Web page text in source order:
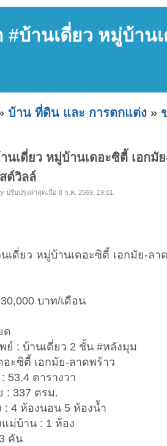
#บ้านเดี่ยว หมู่บ้า
บ้าน ที่ดิน และ การตกแต่ง »
นเดี่ยว หมู่บ้านเดอะซิตี้ เอก
ต์วิลล์
ปรับปรุงล่าสุดเมื่อ 8 ก.ค. 2569, 19:01.
นเดี่ยว หมู่บ้านเดอะซิตี้ เอกมัย-ล
บาท/เดือน
ด
ย์ : บ้านเดี่ยว 2 ชั้น #หลังมุม
อะซิตี้ เอกมัย-ลาดพร้าว
53.4 ตารางวา
: 337 ตรม.
: 4 ห้องนอน 5 ห้องน้ำ
ม่บ้าน : 1 ห้อง
คัน